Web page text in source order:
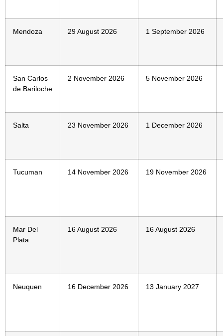
Mendoza 29 August 2026 1 September 2026
San Carlos
de Bariloche
2 November 2026 5 November 2026
Salta 23 November 2026 1 December 2026
Tucuman 14 November 2026 19 November 2026
Mar Del
Plata
16 August 2026 16 August 2026
Neuquen 16 December 2026 13 January 2027